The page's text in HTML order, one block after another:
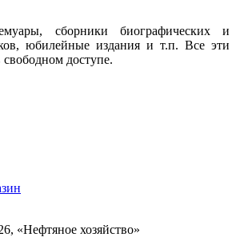
сборники биографических и
юбилейные издания и т.п. Все эти
свободном доступе.
«Нефтяное хозяйство»